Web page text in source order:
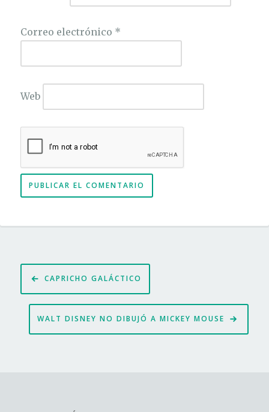
Correo electrónico *
Web
Navegación
de
entradas
CAPRICHO GALÁCTICO
WALT DISNEY NO DIBUJÓ A MICKEY MOUSE